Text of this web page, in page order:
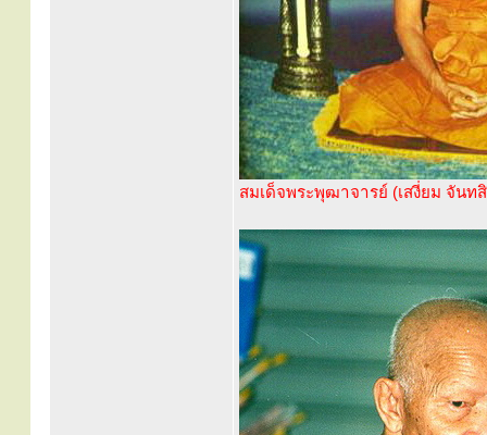
สมเด็จพระพุฒาจารย์ (เสงี่ยม จันท